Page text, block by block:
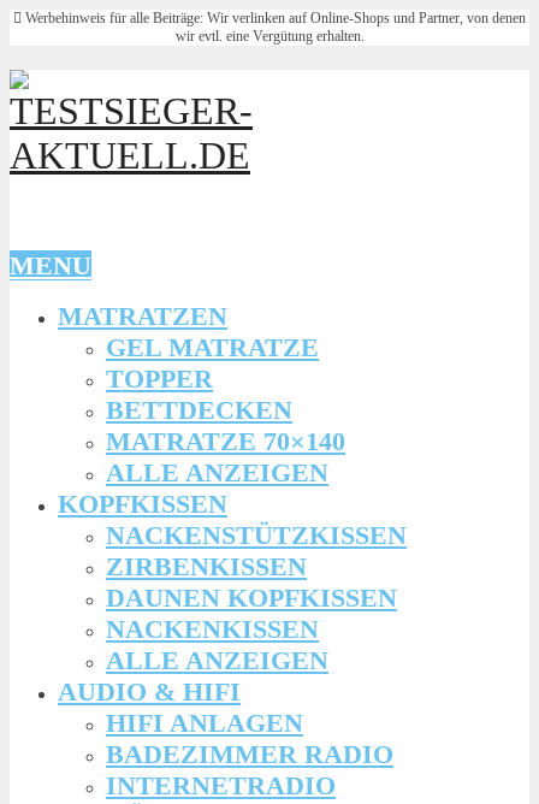
Werbehinweis für alle Beiträge: Wir verlinken auf Online-Shops und Partner, von denen
wir evtl. eine Vergütung erhalten.
MENU
MATRATZEN
GEL MATRATZE
TOPPER
BETTDECKEN
MATRATZE 70×140
ALLE ANZEIGEN
KOPFKISSEN
NACKENSTÜTZKISSEN
ZIRBENKISSEN
DAUNEN KOPFKISSEN
NACKENKISSEN
ALLE ANZEIGEN
AUDIO & HIFI
HIFI ANLAGEN
BADEZIMMER RADIO
INTERNETRADIO